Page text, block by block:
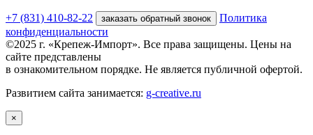
+7 (831) 410-82-22 заказать обратный звонок
Политика
конфиденциальности
©2025 г. «Крепеж-Импорт». Все права защищены. Цены на
сайте представлены
в ознакомительном порядке. Не является публичной офертой.
Развитием сайта занимается: g-creative.ru
×